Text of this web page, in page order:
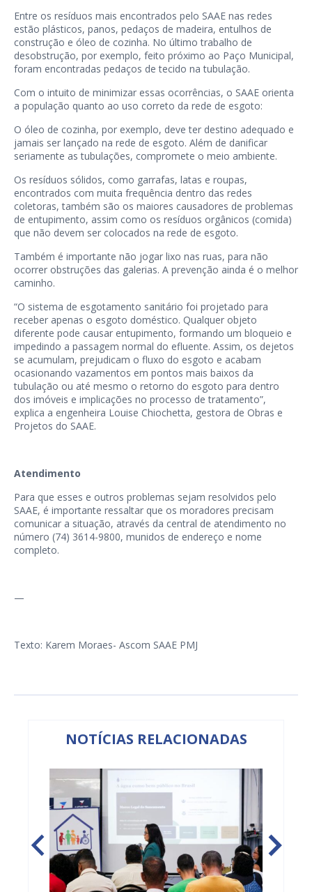
Entre os resíduos mais encontrados pelo SAAE nas redes
estão plásticos, panos, pedaços de madeira, entulhos de
construção e óleo de cozinha. No último trabalho de
desobstrução, por exemplo, feito próximo ao Paço Municipal,
foram encontradas pedaços de tecido na tubulação.
Com o intuito de minimizar essas ocorrências, o SAAE orienta
a população quanto ao uso correto da rede de esgoto:
O óleo de cozinha, por exemplo, deve ter destino adequado e
jamais ser lançado na rede de esgoto. Além de danificar
seriamente as tubulações, compromete o meio ambiente.
Os resíduos sólidos, como garrafas, latas e roupas,
encontrados com muita frequência dentro das redes
coletoras, também são os maiores causadores de problemas
de entupimento, assim como os resíduos orgânicos (comida)
que não devem ser colocados na rede de esgoto.
Também é importante não jogar lixo nas ruas, para não
ocorrer obstruções das galerias. A prevenção ainda é o melhor
caminho.
“O sistema de esgotamento sanitário foi projetado para
receber apenas o esgoto doméstico. Qualquer objeto
diferente pode causar entupimento, formando um bloqueio e
impedindo a passagem normal do efluente. Assim, os dejetos
se acumulam, prejudicam o fluxo do esgoto e acabam
ocasionando vazamentos em pontos mais baixos da
tubulação ou até mesmo o retorno do esgoto para dentro
dos imóveis e implicações no processo de tratamento”,
explica a engenheira Louise Chiochetta, gestora de Obras e
Projetos do SAAE.
Atendimento
Para que esses e outros problemas sejam resolvidos pelo
SAAE, é importante ressaltar que os moradores precisam
comunicar a situação, através da central de atendimento no
número (74) 3614-9800, munidos de endereço e nome
completo.
—
Texto: Karem Moraes- Ascom SAAE PMJ
NOTÍCIAS RELACIONADAS